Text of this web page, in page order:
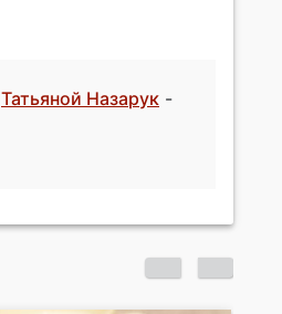
Татьяной Назарук -